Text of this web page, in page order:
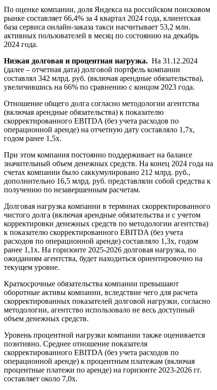
По оценке компании, доля Яндекса на российском поисковом
рынке составляет 66,4% за 4 квартал 2024 года, клиентская
база сервиса онлайн-заказа такси насчитывает 53,2 млн.
активных пользователей в месяц по состоянию на декабрь
2024 года.
Низкая долговая и процентная нагрузка. На 31.12.2024
(далее – отчетная дата) долговой портфель компании
составлял 342 млрд. руб. (включая арендные обязательства),
увеличившись на 66% по сравнению с концом 2023 года.
Отношение общего долга согласно методологии агентства
(включая арендные обязательства) к показателю
скорректированного EBITDA (без учета расходов по
операционной аренде) на отчетную дату составляло 1,7х,
годом ранее 1,5х.
При этом компания постоянно поддерживает на балансе
значительный объем денежных средств. На конец 2024 года на
счетах компании было саккумулировано 212 млрд. руб.,
дополнительно 16,5 млрд. руб. представляли собой средства к
получению по незавершенным расчетам.
Долговая нагрузка компании в терминах скорректированного
чистого долга (включая арендные обязательства и с учетом
корректировки денежных средств по методологии агентства)
к показателю скорректированного EBITDA (без учета
расходов по операционной аренде) составляло 1,3х, годом
ранее 1,1х. На горизонте 2025-2026 долговая нагрузка, по
ожиданиям агентства, будет находиться ориентировочно на
текущем уровне.
Краткосрочные обязательства компании превышают
оборотные активы компании, вследствие чего для расчета
скорректированных показателей долговой нагрузки, согласно
методологии, агентство использовало не весь доступный
объем денежных средств.
Уровень процентной нагрузки компании также оценивается
позитивно. Среднее отношение показателя
скорректированного EBITDA (без учета расходов по
операционной аренде) к процентным платежам (включая
процентные платежи по аренде) на горизонте 2023-2026 гг.
составляет около 7,0х.